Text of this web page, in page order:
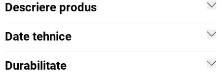
Descriere produs
Date tehnice
Durabilitate